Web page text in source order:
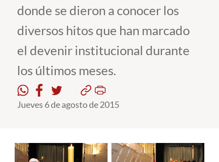
Postgrado
Formación Continua
Estudiantes
Académicos
Funcionarios
English
donde se dieron a conocer los
diversos hitos que han marcado
el devenir institucional durante
los últimos meses.
Jueves 6 de agosto de 2015